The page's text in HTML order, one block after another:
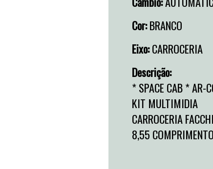
Cor:BRANCO
Eixo:CARROCERIA
Descrição:
* SPACE CAB * AR-
KIT MULTIMIDIA
CARROCERIA
8,55